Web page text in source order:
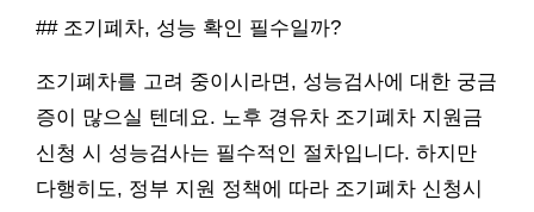
## 조기폐차, 성능 확인 필수일까?
조기폐차를 고려 중이시라면, 성능검사에 대한 궁금
증이 많으실 텐데요. 노후 경유차 조기폐차 지원금
신청 시 성능검사는 필수적인 절차입니다. 하지만
다행히도, 정부 지원 정책에 따라 조기폐차 신청시